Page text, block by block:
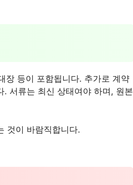
장 등이 포함됩니다. 추가로 계약
서류는 최신 상태여야 하며, 원본
것이 바람직합니다.